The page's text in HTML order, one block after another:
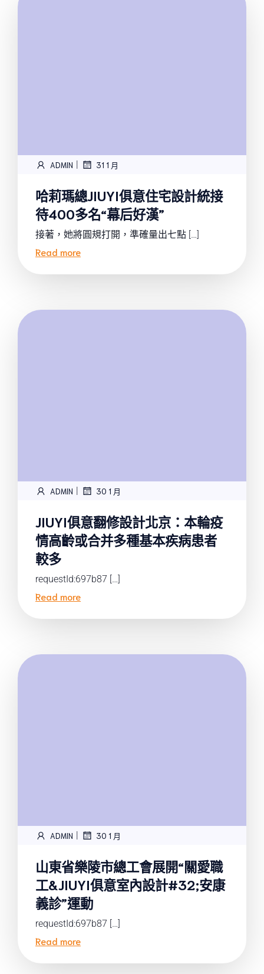
ADMIN | 31 1 月
哈莉瑪總JIUYI俱意住宅設計統接
待400多名“幕后好漢”
接著，她將圓規打開，準確量出七點 […]
Read more
ADMIN | 30 1 月
JIUYI俱意翻修設計北京：本輪疫
情高齡或合并多種基本疾病患者
較多
requestId:697b87 […]
Read more
ADMIN | 30 1 月
山東省樂陵市總工會展開“關愛職
工&JIUYI俱意室內設計#32;安康
義診”運動
requestId:697b87 […]
Read more